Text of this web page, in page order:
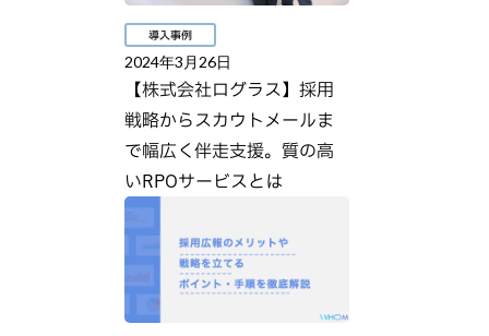
導入事例
2024年3月26日
【株式会社ログラス】採用
戦略からスカウトメールま
で幅広く伴走支援。質の高
いRPOサービスとは